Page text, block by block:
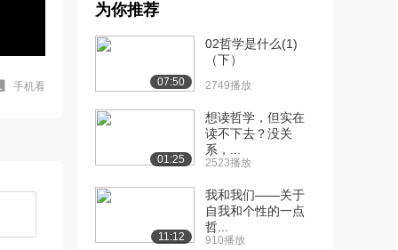
手机看
现实生活更真...
[7] 5.齐泽克的“坏消息”：
爱情、精神...
[8] 5.齐泽克的“坏消息”：
爱情、精神...
11:10
[9] 6.齐泽克的“坏消息”：
爱情、精神...
1033播放
11:55
为你推荐
07:50
02哲学是什么(1)
（下）
2749播放
01:25
想读哲学，但实在
读不下去？没关
系，...
2523播放
11:12
我和我们——关于
自我和个性的一点
哲...
910播放